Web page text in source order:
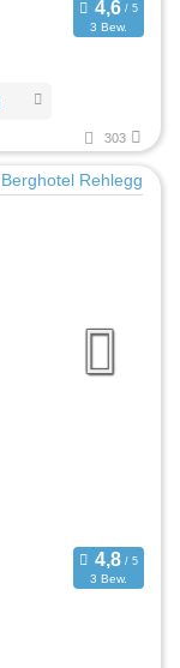
3 Bew.
303
3 Bew.